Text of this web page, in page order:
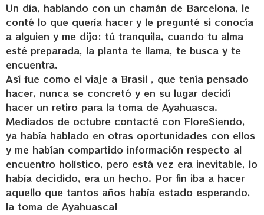
Un día, hablando con un chamán de Barcelona, le
conté lo que quería hacer y le pregunté si conocía
a alguien y me dijo: tú tranquila, cuando tu alma
esté preparada, la planta te llama, te busca y te
encuentra.
Así fue como el viaje a Brasil , que tenía pensado
hacer, nunca se concretó y en su lugar decidí
hacer un retiro para la toma de Ayahuasca.
Mediados de octubre contacté con FloreSiendo,
ya había hablado en otras oportunidades con ellos
y me habían compartido información respecto al
encuentro holístico, pero está vez era inevitable, lo
había decidido, era un hecho. Por fin iba a hacer
aquello que tantos años había estado esperando,
la toma de Ayahuasca!